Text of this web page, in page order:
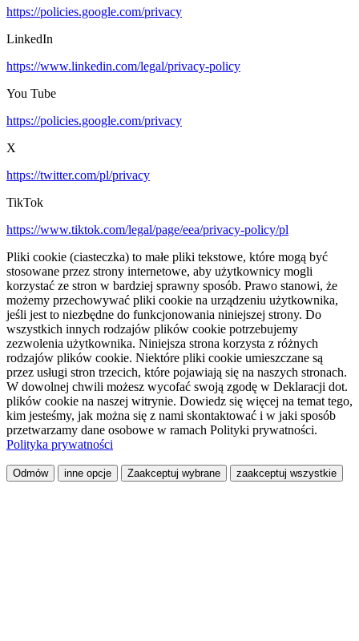
https://policies.google.com/privacy
LinkedIn
https://www.linkedin.com/legal/privacy-policy
You Tube
https://policies.google.com/privacy
X
https://twitter.com/pl/privacy
TikTok
https://www.tiktok.com/legal/page/eea/privacy-policy/pl
Pliki cookie (ciasteczka) to małe pliki tekstowe, które mogą być
stosowane przez strony internetowe, aby użytkownicy mogli
korzystać ze stron w bardziej sprawny sposób. Prawo stanowi, że
możemy przechowywać pliki cookie na urządzeniu użytkownika,
jeśli jest to niezbędne do funkcjonowania niniejszej strony. Do
wszystkich innych rodzajów plików cookie potrzebujemy
zezwolenia użytkownika. Niniejsza strona korzysta z różnych
rodzajów plików cookie. Niektóre pliki cookie umieszczane są
przez usługi stron trzecich, które pojawiają się na naszych stronach.
W dowolnej chwili możesz wycofać swoją zgodę w Deklaracji dot.
plików cookie na naszej witrynie. Dowiedz się więcej na temat tego,
kim jesteśmy, jak można się z nami skontaktować i w jaki sposób
przetwarzamy dane osobowe w ramach Polityki prywatności.
Polityka prywatności
Odmów inne opcje Zaakceptuj wybrane zaakceptuj wszystkie